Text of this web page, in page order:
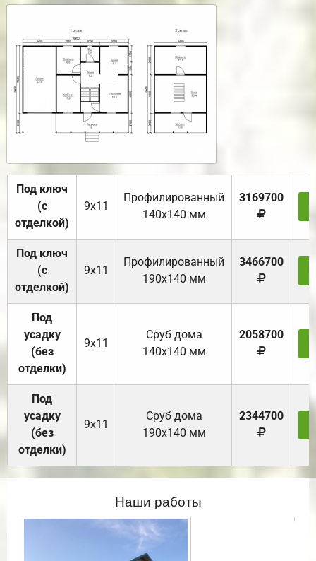
Под ключ
(с
отделкой)
9х11
Профилированный
140х140 мм
3169700
Под ключ
(с
отделкой)
9х11
Профилированный
190х140 мм
3466700
Под
усадку
(без
отделки)
9х11
Cруб дома
140х140 мм
2058700
Под
усадку
(без
отделки)
9х11
Cруб дома
190х140 мм
2344700
Наши работы